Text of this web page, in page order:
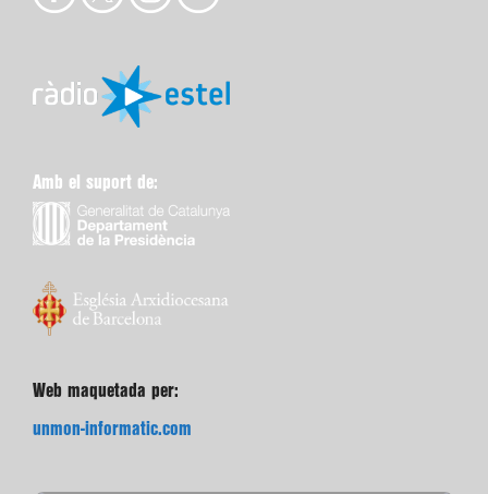
Amb el suport de:
Web maquetada per:
unmon-informatic.com